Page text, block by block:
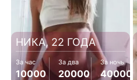
НИКА, 22 ГОДА
За час
10000
За два
20000
За ночь
40000